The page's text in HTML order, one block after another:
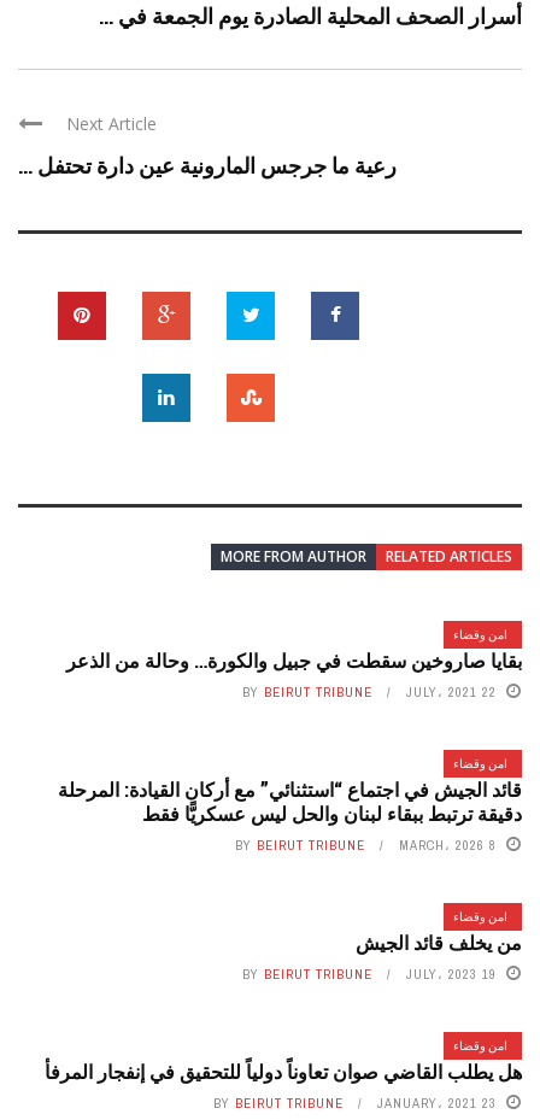
أسرار الصحف المحلية الصادرة يوم الجمعة في ...
Next Article
رعية ما جرجس المارونية عين دارة تحتفل ...
RELATED ARTICLES
MORE FROM AUTHOR
امن وقضاء
بقايا صاروخين سقطت في جبيل والكورة… وحالة من الذعر
22 JULY، 2021 BY BEIRUT TRIBUNE
امن وقضاء
قائد الجيش في اجتماع “استثنائي” مع أركان القيادة: المرحلة
دقيقة ترتبط ببقاء لبنان والحل ليس عسكريًّا فقط
8 MARCH، 2026 BY BEIRUT TRIBUNE
امن وقضاء
من يخلف قائد الجيش
19 JULY، 2023 BY BEIRUT TRIBUNE
امن وقضاء
هل يطلب القاضي صوان تعاوناً دولياً للتحقيق في إنفجار المرفأ
23 JANUARY، 2021 BY BEIRUT TRIBUNE